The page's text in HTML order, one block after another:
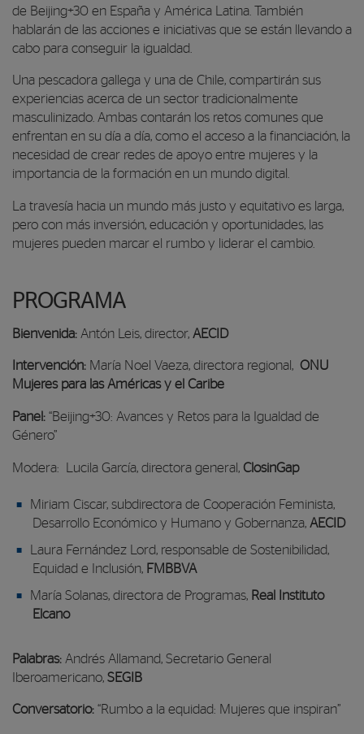
de Beijing+30 en España y América Latina. También
hablarán de las acciones e iniciativas que se están llevando a
cabo para conseguir la igualdad.
Una pescadora gallega y una de Chile, compartirán sus
experiencias acerca de un sector tradicionalmente
masculinizado. Ambas contarán los retos comunes que
enfrentan en su día a día, como el acceso a la financiación, la
necesidad de crear redes de apoyo entre mujeres y la
importancia de la formación en un mundo digital.
La travesía hacia un mundo más justo y equitativo es larga,
pero con más inversión, educación y oportunidades, las
mujeres pueden marcar el rumbo y liderar el cambio.
PROGRAMA
Bienvenida: Antón Leis, director, AECID
Intervención: María Noel Vaeza, directora regional, ONU
Mujeres para las Américas y el Caribe
Panel: “Beijing+30: Avances y Retos para la Igualdad de
Género”
Modera: Lucila García, directora general, ClosinGap
Miriam Ciscar, subdirectora de Cooperación Feminista,
Desarrollo Económico y Humano y Gobernanza, AECID
Laura Fernández Lord, responsable de Sostenibilidad,
Equidad e Inclusión, FMBBVA
María Solanas, directora de Programas, Real Instituto
Elcano
Palabras: Andrés Allamand, Secretario General
Iberoamericano, SEGIB
Conversatorio: “Rumbo a la equidad: Mujeres que inspiran”